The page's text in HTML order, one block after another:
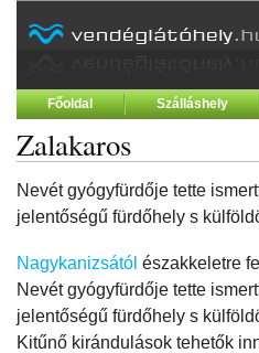
Főoldal Szálláshely
Zalakaros
Nevét gyógyfürdője tette
jelentőségű fürdőhely s
Nagykanizsától északkeletre
Nevét gyógyfürdője tette
jelentőségű fürdőhely s
Kitűnő kirándulások tehetők